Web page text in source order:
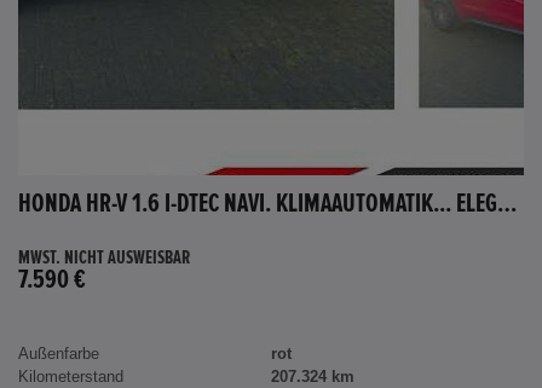
HONDA HR-V 1.6 I-DTEC NAVI. KLIMAAUTOMATIK... ELEGANCE
MWST. NICHT AUSWEISBAR
7.590 €
Außenfarbe
rot
Kilometerstand
207.324 km